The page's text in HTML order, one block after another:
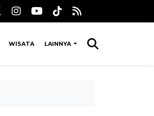
WISATA LAINNYA